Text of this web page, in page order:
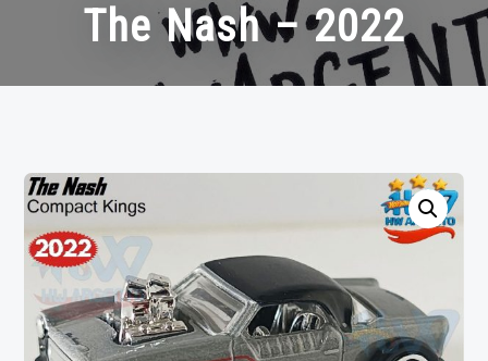
The Nash – 2022